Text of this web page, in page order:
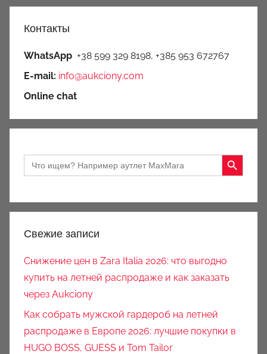
Контакты
WhatsApp +38 599 329 8198, +385 953 672767
E-mail: info@aukciony.com
Online chat
Search
for:
Search Button
Свежие записи
Снижение цен в Zara Italia 2026: что выгодно
купить на летней распродаже и как заказать
через Aukciony
Как собрать мужской гардероб на летней
распродаже в Европе 2026: лучшие покупки в
HUGO BOSS, GUESS и Tom Tailor